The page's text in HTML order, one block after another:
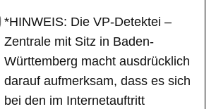
*HINWEIS: Die VP-Detektei –
Zentrale mit Sitz in Baden-
Württemberg macht ausdrücklich
darauf aufmerksam, dass es sich
bei den im Internetauftritt